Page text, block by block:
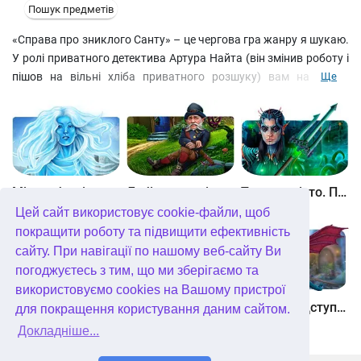
Цей сайт використовує cookie-файли, щоб
покращити роботу та підвищити ефективність
сайту. При навігації по нашому веб-сайту Ви
погоджуєтесь з тим, що ми зберігаємо та
використовуємо cookies на Вашому пристрої
для покращення користування даним сайтом.
Докладніше...
Пошук предметів
«Справа про зниклого Санту» – це чергова гра жанру я шукаю.
У ролі приватного детектива Артура Найта (він змінив роботу і
пішов на вільні хліба приватного розшуку) вам належить
того, що до вас до кабінету прийде… Єті – Снігова Людина! Він
так стурбований зникненням Санти, що сам зважився на
відважну подорож із Лапландії у світ людей. Живий і волохатий
Єті – це лише початок! У процесі захоплюючого розслідування
ви зустрінетеся з абсолютно неймовірними персонажами.
Ще
Таємне місто. Підводне царство. колекційне видання
Небесні землі. Пробудження гігантів. колекційне видання Загадки Нью-Йорка. Пробудження. колекційне видання Хімери. Підступи зла. колекційне видання